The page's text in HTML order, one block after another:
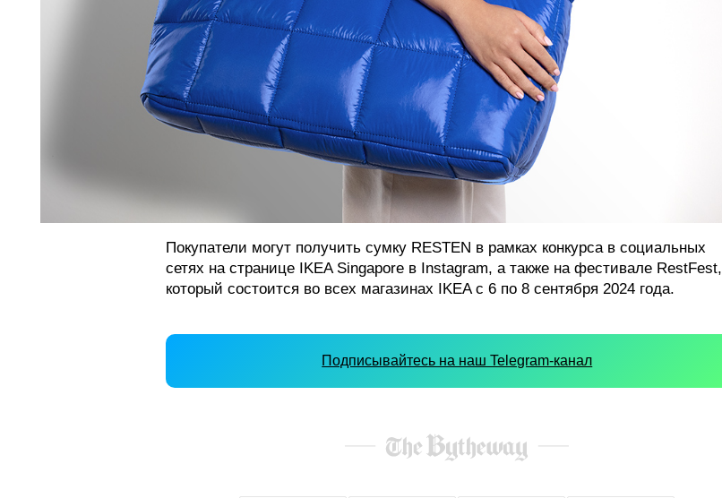
Покупатели могут получить сумку RESTEN в рамках конкурса в социальных
сетях на странице IKEA Singapore в Instagram, а также на фестивале RestFest,
который состоится во всех магазинах IKEA с 6 по 8 сентября 2024 года.
Подписывайтесь на наш Telegram-канал